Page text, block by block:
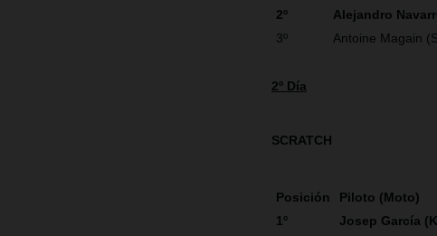
2º
Alejandro
3º
Antoine Magain
2º Día
SCRATCH
Posición
Piloto (Moto)
1º
Josep García